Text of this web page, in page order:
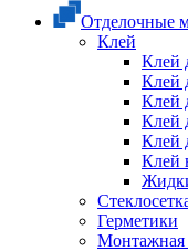
Отделочные
Клей
Клей
Клей
Клей
Клей
Клей
Клей
Герметики
Монтажная